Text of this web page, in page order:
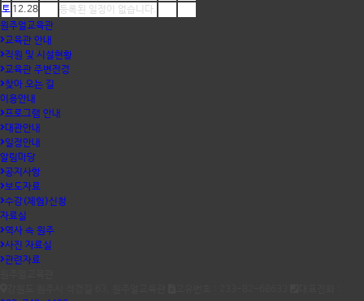
토 12.28
등록된 일정이 없습니다.
원주얼교육관
교육관 안내
직원 및 시설현황
교육관 주변전경
찾아 오는 길
이용안내
프로그램 안내
대관안내
일정안내
알림마당
공지사항
보도자료
수강(체험)신청
자료실
역사 속 원주
사진 자료실
관련자료